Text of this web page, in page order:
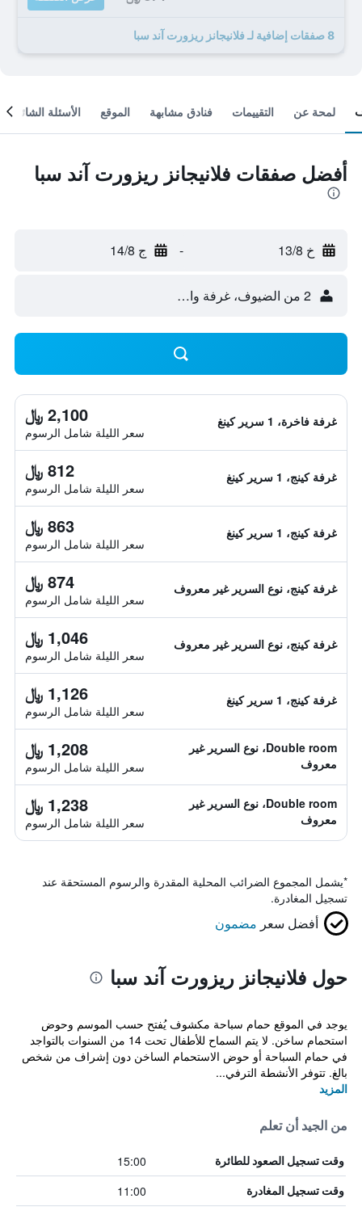
8 صفقات إضافية لـ فلانيجانز ريزورت آند سبا
لمحة عن التقييمات فنادق مشابهة الموقع الأسئلة الشائعة
أفضل صفقات فلانيجانز ريزورت آند سبا
خ 13/8 - ج 14/8
2 من الضيوف، غرفة واحدة
غرفة فاخرة، 1 سرير كينغ 2,100 ﷼
سعر الليلة شامل الرسوم
غرفة كينج، 1 سرير كينغ 812 ﷼
سعر الليلة شامل الرسوم
غرفة كينج، 1 سرير كينغ 863 ﷼
سعر الليلة شامل الرسوم
غرفة كينج، نوع السرير غير معروف 874 ﷼
سعر الليلة شامل الرسوم
غرفة كينج، نوع السرير غير معروف 1,046 ﷼
سعر الليلة شامل الرسوم
غرفة كينج، 1 سرير كينغ 1,126 ﷼
سعر الليلة شامل الرسوم
Double room، نوع السرير غير
معروف
1,208 ﷼
سعر الليلة شامل الرسوم
Double room، نوع السرير غير
معروف
1,238 ﷼
سعر الليلة شامل الرسوم
*يشمل المجموع الضرائب المحلية المقدرة والرسوم المستحقة عند
تسجيل المغادرة.
أفضل سعر مضمون
حول فلانيجانز ريزورت آند سبا
يوجد في الموقع حمام سباحة مكشوف يُفتح حسب الموسم وحوض
استحمام ساخن. لا يتم السماح للأطفال تحت 14 من السنوات بالتواجد
في حمام السباحة أو حوض الاستحمام الساخن دون إشراف من شخص
بالغ. تتوفر الأنشطة الترفي...
المزيد
من الجيد أن تعلم
وقت تسجيل الصعود للطائرة 15:00
وقت تسجيل المغادرة 11:00